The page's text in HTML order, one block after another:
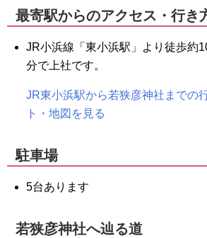
最寄駅からのアクセス・行き
JR小浜線「東小浜駅」より徒歩約
分で上社です。
JR東小浜駅から若狭彦神社までの
ト・地図を見る
駐車場
5台あります
若狭彦神社へ辿る道